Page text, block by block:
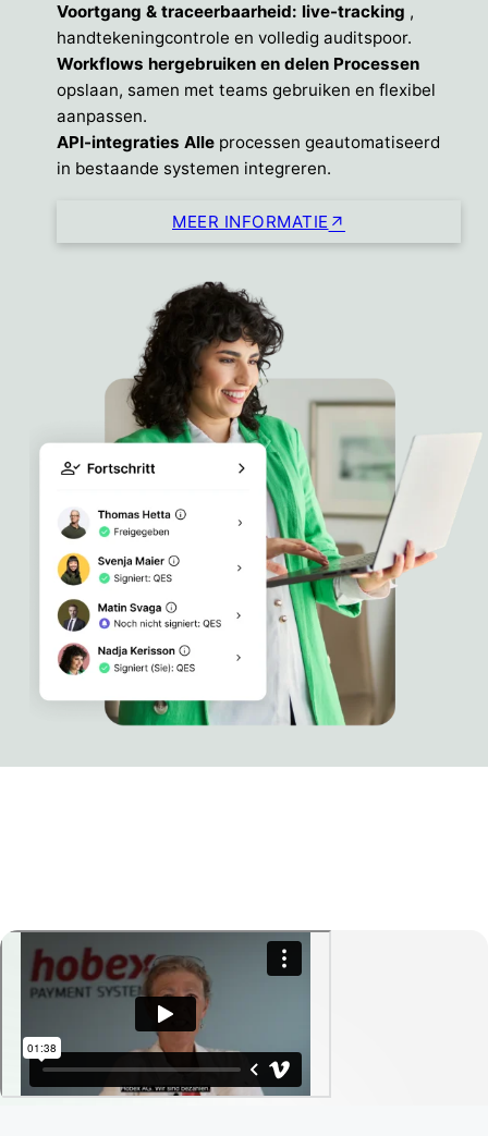
Voortgang & traceerbaarheid: live-tracking ,
handtekeningcontrole en volledig auditspoor.
Workflows hergebruiken en delen Processen
opslaan, samen met teams gebruiken en flexibel
aanpassen.
API-integraties Alle processen geautomatiseerd
in bestaande systemen integreren.
MEER INFORMATIE